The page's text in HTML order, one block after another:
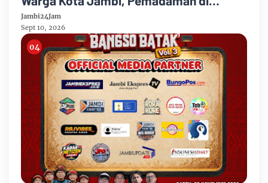
Sungai Gelam Terus Dikebut
Jambi24Jam
Sept 10, 2026